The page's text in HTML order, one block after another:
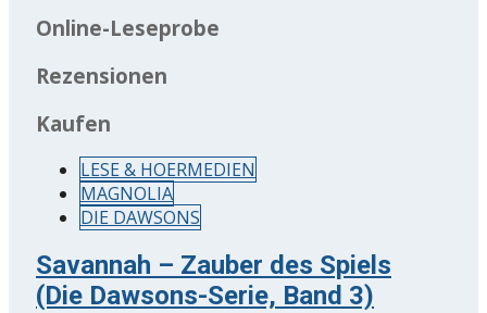
Online-Leseprobe
Rezensionen
Kaufen
LESE & HOERMEDIEN
MAGNOLIA
DIE DAWSONS
Savannah – Zauber des Spiels
(Die Dawsons-Serie, Band 3)